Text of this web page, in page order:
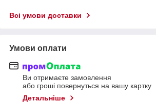
Всі умови доставки
Умови оплати
Ви отримаєте замовлення
або гроші повернуться на вашу картку
Детальніше